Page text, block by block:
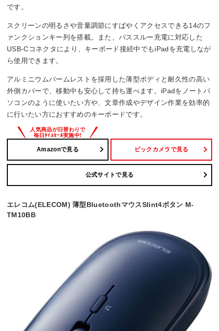
です。
スクリーンの明るさや音量調節にすばやくアクセスできる14のフ
ァンクションキー列を搭載。また、パススルー充電に対応した
USB-Cコネクタにより、キーボード接続中でもiPadを充電しなが
ら使用できます。
アルミニウムパームレストを採用した薄型ボディと耐久性の高い
外側カバーで、移動中も安心して持ち運べます。iPadをノートパ
ソコンのように使いたい方や、文章作成やデザイン作業を効率的
に行いたい方におすすめのキーボードです。
Amazonで見る ビックカメラで見る
公式サイトで見る
エレコム(ELECOM) 薄型BluetoothマウスSlint4ボタン M-
TM10BB